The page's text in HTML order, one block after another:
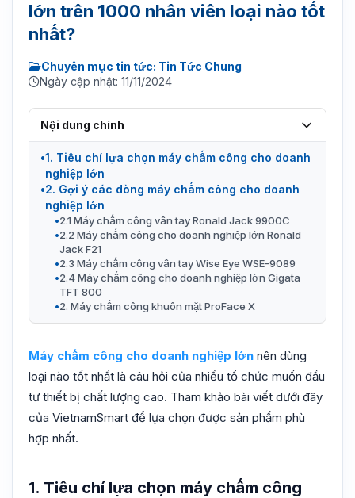
lớn trên 1000 nhân viên loại nào tốt
nhất?
Chuyên mục tin tức: Tin Tức Chung
Ngày cập nhật: 11/11/2024
Nội dung chính
1. Tiêu chí lựa chọn máy chấm công cho doanh
nghiệp lớn
2. Gợi ý các dòng máy chấm công cho doanh
nghiệp lớn
2.1 Máy chấm công vân tay Ronald Jack 9900C
2.2 Máy chấm công cho doanh nghiệp lớn Ronald
Jack F21
2.3 Máy chấm công vân tay Wise Eye WSE-9089
2.4 Máy chấm công cho doanh nghiệp lớn Gigata
TFT 800
2. Máy chấm công khuôn mặt ProFace X
Máy chấm công cho doanh nghiệp lớn nên dùng
loại nào tốt nhất là câu hỏi của nhiều tổ chức muốn đầu
tư thiết bị chất lượng cao. Tham khảo bài viết dưới đây
của VietnamSmart để lựa chọn được sản phẩm phù
hợp nhất.
1. Tiêu chí lựa chọn máy chấm công